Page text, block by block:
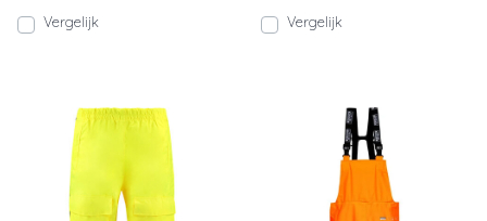
Vergelijk Vergelijk